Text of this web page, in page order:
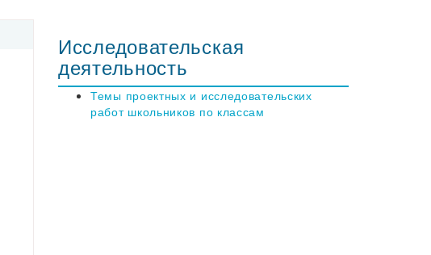
Исследовательская
деятельность
Темы проектных и исследовательских
работ школьников по классам